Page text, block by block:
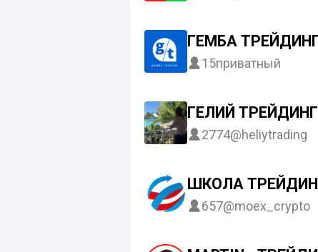
ГЕМБА
15приватный
ГЕЛИЙ ТРЕЙДИНГ
2774@heliytrading
ШКОЛА
657@moex_crypto